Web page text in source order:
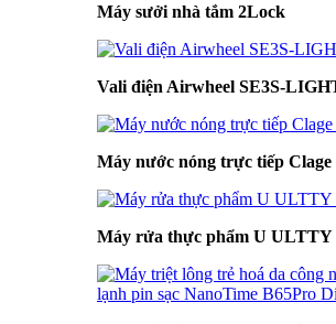
Máy sưởi nhà tắm 2Lock
Vali điện Airwheel SE3S-
Máy nước nóng trực tiếp
Máy rửa thực phẩm U ULTTY